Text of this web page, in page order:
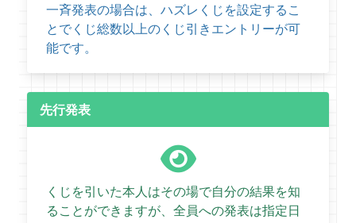
一斉発表の場合は、ハズレくじを設定するこ
とでくじ総数以上のくじ引きエントリーが可
能です。
先行発表
くじを引いた本人はその場で自分の結果を知
ることができますが、全員への発表は指定日